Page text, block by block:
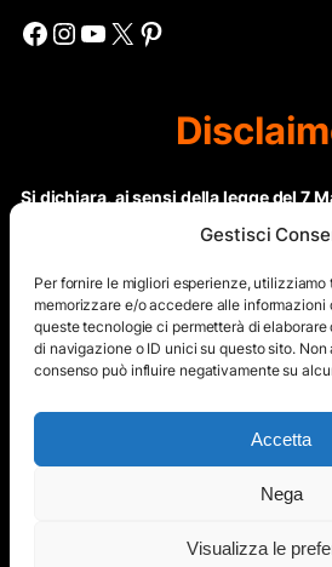
Gestisci
Per fornire le migliori esperienze,
memorizzare e/o accedere alle informazioni
queste tecnologie ci permetterà di
di navigazione o ID unici su questo sito.
consenso può influire negativamente su
Accetta
Nega
Visualizza le
Facebook Instagram YouTube X Pinterest
Si dichiara, ai sensi della legge del 7
questo sito non rientra nella categoria
regolari. Le immagini dei
Copyright © sono riproducibili solo
autorizzazione. Il contenuto del sito,
immagini, eccetto dove
protetto da Copyright © e non può
diffuso tramite nessun mezzo
esplicita autorizzazione scritta da
nel cuore”